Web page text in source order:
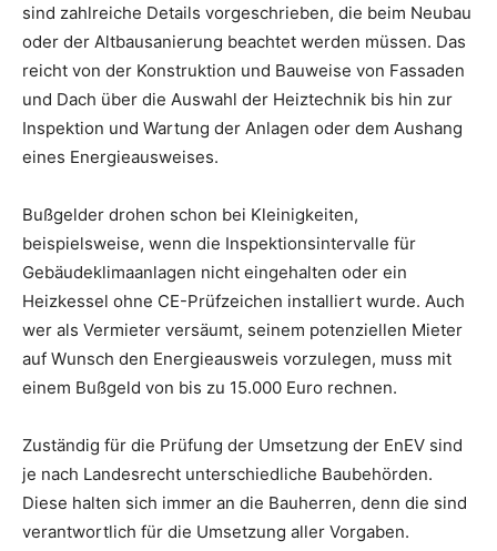
sind zahlreiche Details vorgeschrieben, die beim Neubau
oder der Altbausanierung beachtet werden müssen. Das
reicht von der Konstruktion und Bauweise von Fassaden
und Dach über die Auswahl der Heiztechnik bis hin zur
Inspektion und Wartung der Anlagen oder dem Aushang
eines Energieausweises.
Bußgelder drohen schon bei Kleinigkeiten,
beispielsweise, wenn die Inspektionsintervalle für
Gebäudeklimaanlagen nicht eingehalten oder ein
Heizkessel ohne CE-Prüfzeichen installiert wurde. Auch
wer als Vermieter versäumt, seinem potenziellen Mieter
auf Wunsch den Energieausweis vorzulegen, muss mit
einem Bußgeld von bis zu 15.000 Euro rechnen.
Zuständig für die Prüfung der Umsetzung der EnEV sind
je nach Landesrecht unterschiedliche Baubehörden.
Diese halten sich immer an die Bauherren, denn die sind
verantwortlich für die Umsetzung aller Vorgaben.